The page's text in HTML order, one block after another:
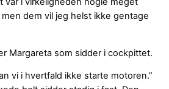
dem vil jeg helst ikke gentage
Margareta som sidder i cockpittet.
vi i hvertfald ikke starte motoren.”